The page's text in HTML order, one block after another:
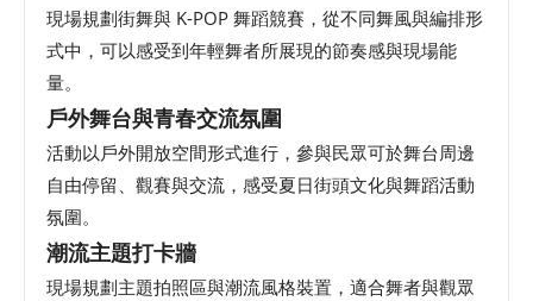
隱
私
權
及
網
站
安
全
政
策
現場規劃街舞與 K-POP 舞蹈競賽，從不同舞風與編排形
式中，可以感受到年輕舞者所展現的節奏感與現場能
量。
戶外舞台與青春交流氛圍
活動以戶外開放空間形式進行，參與民眾可於舞台周邊
自由停留、觀賽與交流，感受夏日街頭文化與舞蹈活動
氛圍。
潮流主題打卡牆
現場規劃主題拍照區與潮流風格裝置，適合舞者與觀眾